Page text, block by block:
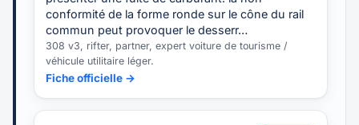
conformité de la forme ronde sur le cône du rail
commun peut provoquer le desserr…
308 v3, rifter, partner, expert voiture de tourisme /
véhicule utilitaire léger.
Fiche officielle →